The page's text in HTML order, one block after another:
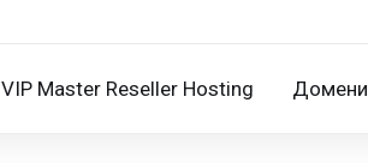
VIP Master Reseller Hosting Домени